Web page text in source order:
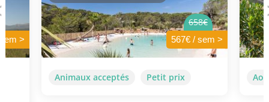
>
658€
567€ / sem >
Animaux acceptés Petit prix